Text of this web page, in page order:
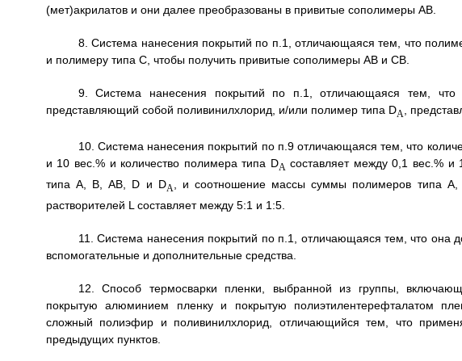
(мет)акрилатов и они далее преобразованы в привитые сополимеры АВ.
8. Система нанесения покрытий по п.1, отличающаяся тем, что
и полимеру типа С, чтобы получить привитые сополимеры АВ и СВ.
9. Система нанесения покрытий по п.1, отличающаяся тем, что
представляющий собой поливинилхлорид, и/или полимер типа DA ,
10. Система нанесения покрытий по п.9 отличающаяся тем, что
и 10 вес.% и количество полимера типа DA составляет между 0,1 вес.%
типа А, В, АВ, D и DA , и соотношение массы суммы полимеров типа
растворителей L составляет между 5:1 и 1:5.
11. Система нанесения покрытий по п.1, отличающаяся тем, что она
вспомогательные и дополнительные средства.
12. Способ термосварки пленки, выбранной из группы,
покрытую алюминием пленку и покрытую полиэтилентерефталатом
сложный полиэфир и поливинилхлорид, отличающийся тем, что
предыдущих пунктов.